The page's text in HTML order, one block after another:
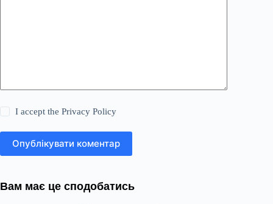
I accept thePrivacy Policy
Опублікувати коментар
Вам має це сподобатись